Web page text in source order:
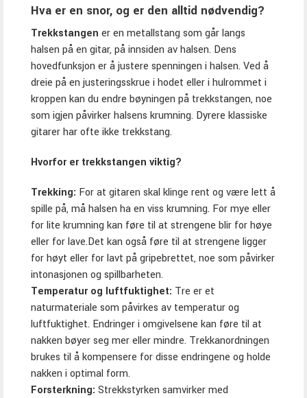
Hva er en snor, og er den alltid nødvendig?
Trekkstangen er en metallstang som går langs
halsen på en gitar, på innsiden av halsen. Dens
hovedfunksjon er å justere spenningen i halsen. Ved å
dreie på en justeringsskrue i hodet eller i hulrommet i
kroppen kan du endre bøyningen på trekkstangen, noe
som igjen påvirker halsens krumning. Dyrere klassiske
gitarer har ofte ikke trekkstang.
Hvorfor er trekkstangen viktig?
Trekking: For at gitaren skal klinge rent og være lett å
spille på, må halsen ha en viss krumning. For mye eller
for lite krumning kan føre til at strengene blir for høye
eller for lave.Det kan også føre til at strengene ligger
for høyt eller for lavt på gripebrettet, noe som påvirker
intonasjonen og spillbarheten.
Temperatur og luftfuktighet: Tre er et
naturmateriale som påvirkes av temperatur og
luftfuktighet. Endringer i omgivelsene kan føre til at
nakken bøyer seg mer eller mindre. Trekkanordningen
brukes til å kompensere for disse endringene og holde
nakken i optimal form.
Forsterkning: Strekkstyrken samvirker med